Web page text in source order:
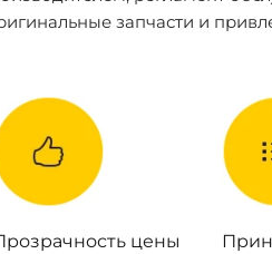
запчасти и
цены